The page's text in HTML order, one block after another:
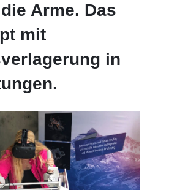
Arme. Das
mit
in